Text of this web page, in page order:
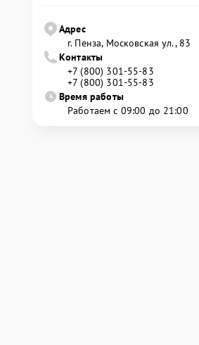
Адрес
г. Пенза, Московская ул., 83
Контакты
+7 (800) 301-55-83
+7 (800) 301-55-83
Время работы
Работаем с 09:00 до 21:00